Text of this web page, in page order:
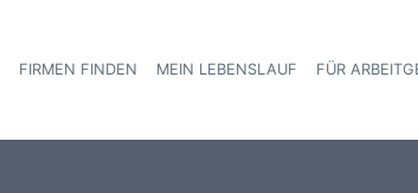
Haupt-
FIRMEN FINDEN MEIN LEBENSLAUF FÜR